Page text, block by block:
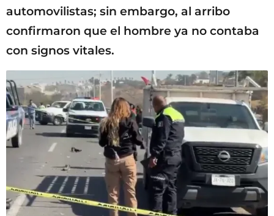
automovilistas; sin embargo, al arribo
confirmaron que el hombre ya no contaba
con signos vitales.